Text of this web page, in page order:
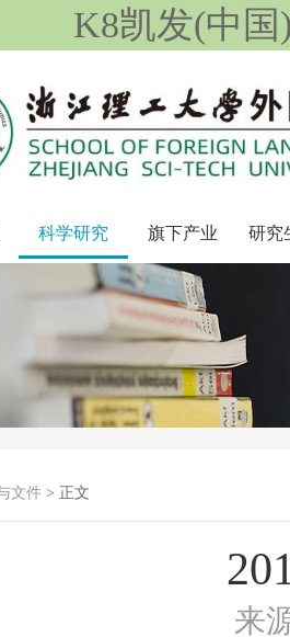
K8凯发(中
科学研究 旗下产业 研究
文件 > 正文
来